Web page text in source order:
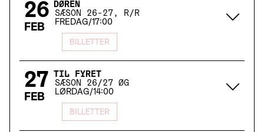
26
FEB
DØREN
SÆSON 26-27, R/R
FREDAG/17:00
BILLETTER
27
FEB
TIL FYRET
SÆSON 26/27 ØG
LØRDAG/14:00
BILLETTER